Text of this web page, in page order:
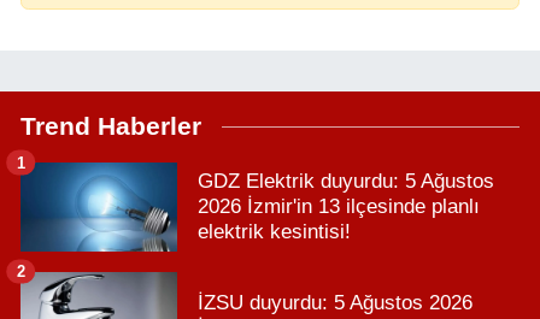
Trend Haberler
GDZ Elektrik duyurdu: 5 Ağustos
2026 İzmir'in 13 ilçesinde planlı
elektrik kesintisi!
1
İZSU duyurdu: 5 Ağustos 2026
2